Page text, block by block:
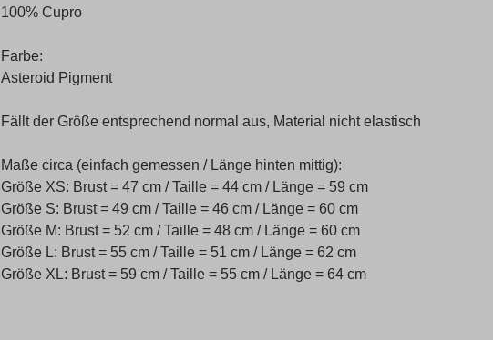
100% Cupro
Farbe:
Asteroid Pigment
Fällt der Größe entsprechend normal aus, Material nicht elastisch
Maße circa (einfach gemessen / Länge hinten mittig):
Größe XS: Brust = 47 cm / Taille = 44 cm / Länge = 59 cm
Größe S: Brust = 49 cm / Taille = 46 cm / Länge = 60 cm
Größe M: Brust = 52 cm / Taille = 48 cm / Länge = 60 cm
Größe L: Brust = 55 cm / Taille = 51 cm / Länge = 62 cm
Größe XL: Brust = 59 cm / Taille = 55 cm / Länge = 64 cm